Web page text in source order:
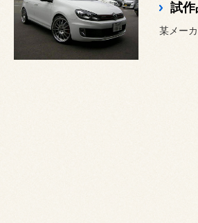
試作
某メー